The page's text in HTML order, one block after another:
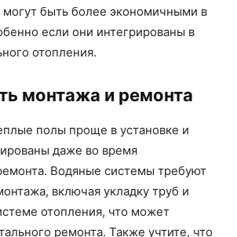
могут быть более экономичными в
если они интегрированы в
отопления.
монтажа и ремонта
полы проще в установке и
даже во время
Водяные системы требуют
включая укладку труб и
отопления, что может
ремонта. Также учтите, что